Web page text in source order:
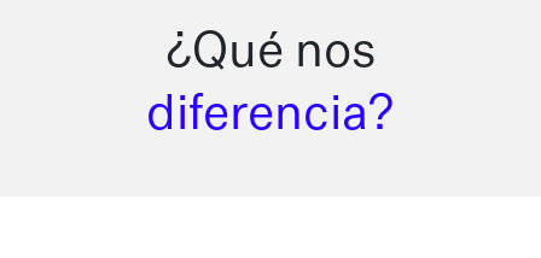
¿Qué nos
diferencia?